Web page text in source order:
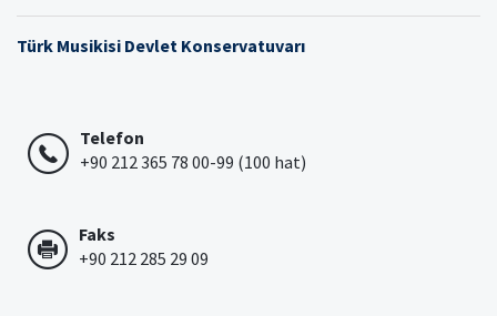
Türk Musikisi Devlet Konservatuvarı
Telefon
+90 212 365 78 00-99 (100 hat)
Faks
+90 212 285 29 09